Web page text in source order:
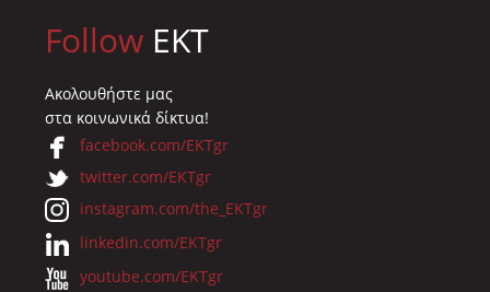
Follow EKT
Ακολουθήστε μας
στα κοινωνικά δίκτυα!
facebook.com/EKTgr
twitter.com/EKTgr
instagram.com/the_EKTgr
linkedin.com/EKTgr
youtube.com/EKTgr